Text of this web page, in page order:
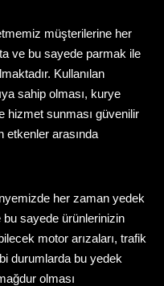
müşterilerine her
ve bu sayede parmak ile
Kullanılan
sahip olması, kurye
hizmet sunması güvenilir
etkenler arasında
her zaman yedek
bu sayede ürünlerinizin
motor arızaları, trafik
durumlarda bu yedek
olması